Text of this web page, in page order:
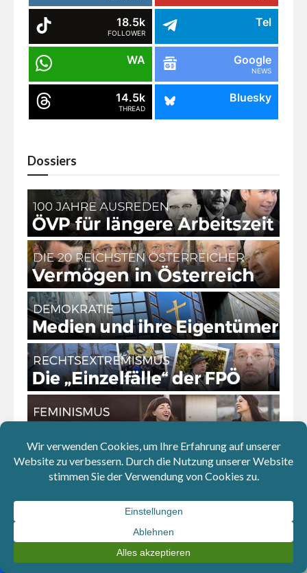
18.5k
FOLLOWER
Tel
WA Google
NEWS
14.5k
THREAD
Bluesky
Dossiers
Download